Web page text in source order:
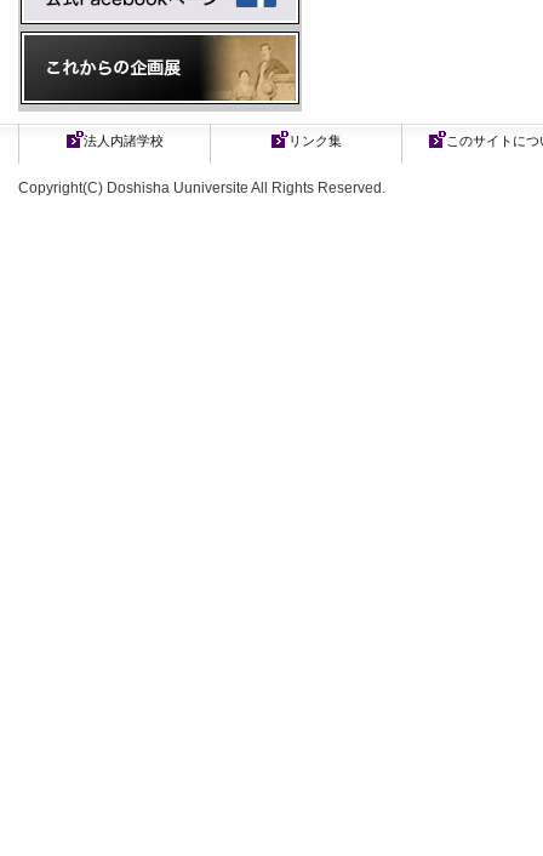
法人内諸学校 リンク集 このサイトにつ
Copyright(C) Doshisha Uuniversite All Rights Reserved.